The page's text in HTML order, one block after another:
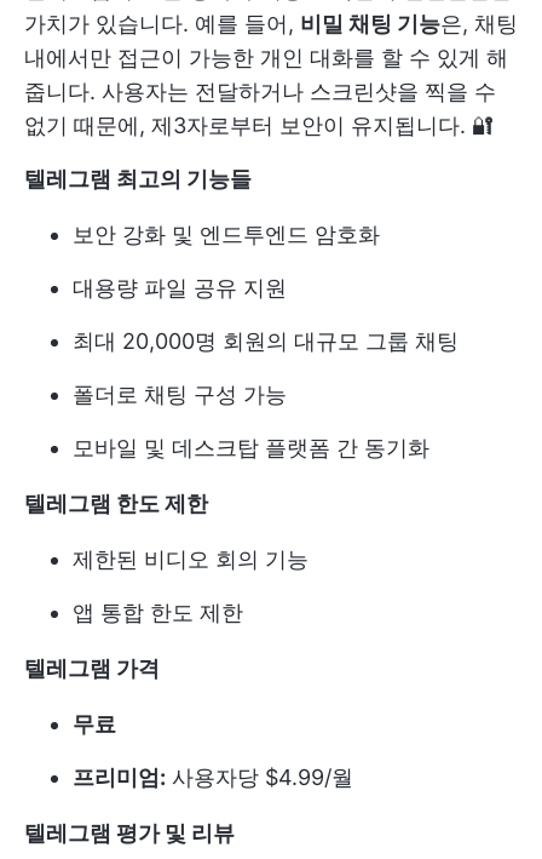
가치가 있습니다. 예를 들어, 비밀 채팅 기능은, 채팅
내에서만 접근이 가능한 개인 대화를 할 수 있게 해
줍니다. 사용자는 전달하거나 스크린샷을 찍을 수
없기 때문에, 제3자로부터 보안이 유지됩니다. 🔐
텔레그램 최고의 기능들
보안 강화 및 엔드투엔드 암호화
대용량 파일 공유 지원
최대 20,000명 회원의 대규모 그룹 채팅
폴더로 채팅 구성 가능
모바일 및 데스크탑 플랫폼 간 동기화
텔레그램 한도 제한
제한된 비디오 회의 기능
앱 통합 한도 제한
텔레그램 가격
무료
프리미엄: 사용자당 $4.99/월
텔레그램 평가 및 리뷰